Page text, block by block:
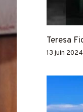
Teresa
13 juin 2024